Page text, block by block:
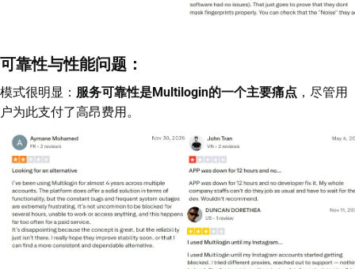
可靠性与性能问题：
模式很明显： 服务可靠性是Multilogin的一个主要痛点 ，尽管用
户为此支付了高昂费用。